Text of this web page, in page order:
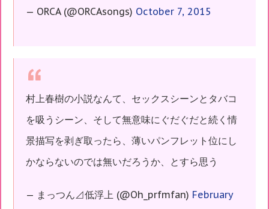
— ORCA (@ORCAsongs) October 7, 2015
村上春樹の小説なんて、セックスシーンとタバコ
を吸うシーン、そして無意味にぐだぐだと続く情
景描写を剥ぎ取ったら、薄いパンフレット位にし
かならないのでは無いだろうか、とすら思う
— まっつん⊿低浮上 (@Oh_prfmfan) February